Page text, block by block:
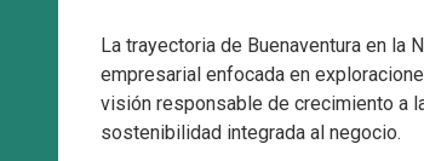
La trayectoria de Buenaventura en la
empresarial enfocada en
visión responsable de crecimiento a
sostenibilidad integrada al negocio.